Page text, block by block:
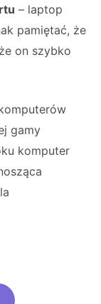
– laptop
pamiętać, że
on szybko
gamy
komputer